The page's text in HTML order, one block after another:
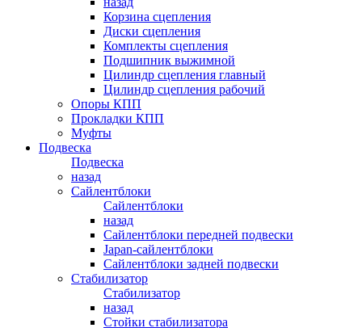
Корзина сцепления
Диски сцепления
Комплекты сцепления
Подшипник выжимной
Цилиндр сцепления главный
Цилиндр сцепления рабочий
Опоры КПП
Прокладки КПП
Муфты
Подвеска
Подвеска
назад
Сайлентблоки
Сайлентблоки
назад
Сайлентблоки передней подвески
Japan-сайлентблоки
Сайлентблоки задней подвески
Стабилизатор
Стабилизатор
назад
Стойки стабилизатора